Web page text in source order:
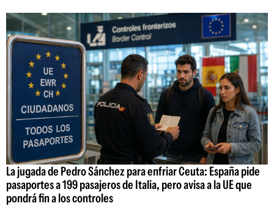
La jugada de Pedro Sánchez para enfriar Ceuta: España pide
pasaportes a 199 pasajeros de Italia, pero avisa a la UE que
pondrá fin a los controles